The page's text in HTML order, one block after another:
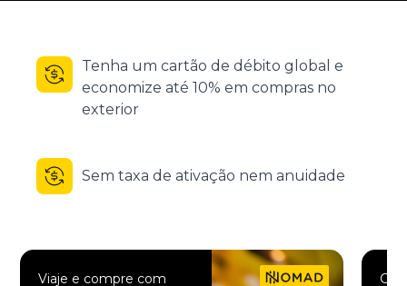
Tenha um cartão de débito global e
economize até 10% em compras no
exterior
Sem taxa de ativação nem anuidade
Viaje e compre com